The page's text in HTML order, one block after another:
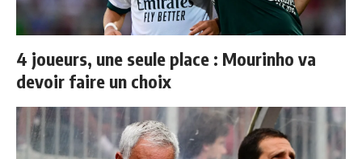
4 joueurs, une seule place : Mourinho va
devoir faire un choix